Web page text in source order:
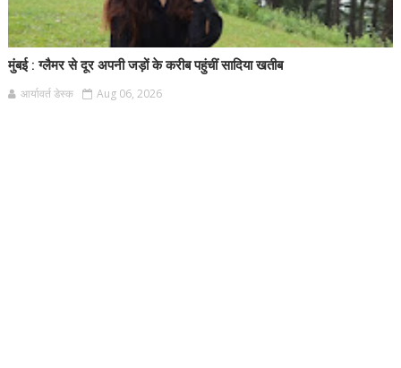
मुंबई : ग्लैमर से दूर अपनी जड़ों के करीब पहुंचीं सादिया खतीब
आर्यावर्त डेस्क Aug 06, 2026